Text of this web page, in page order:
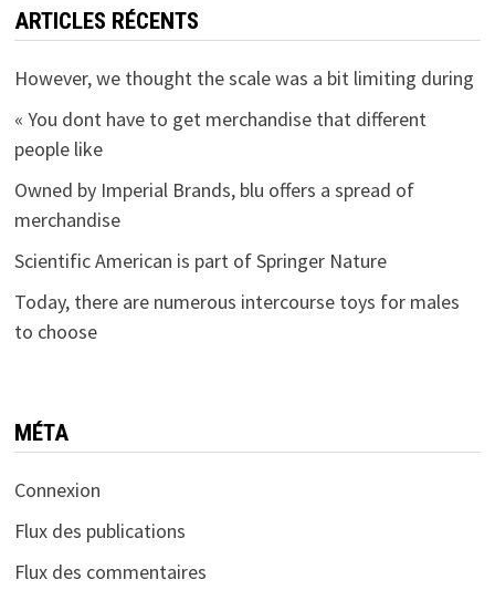
ARTICLES RÉCENTS
However, we thought the scale was a bit limiting during
« You dont have to get merchandise that different
people like
Owned by Imperial Brands, blu offers a spread of
merchandise
Scientific American is part of Springer Nature
Today, there are numerous intercourse toys for males
to choose
MÉTA
Connexion
Flux des publications
Flux des commentaires